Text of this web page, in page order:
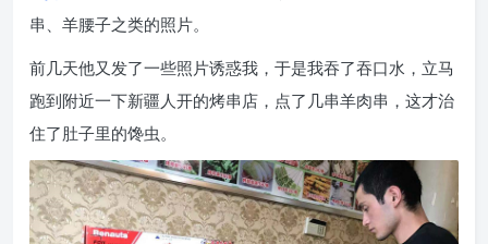
串、羊腰子之类的照片。
前几天他又发了一些照片诱惑我，于是我吞了吞口水，立马
跑到附近一下新疆人开的烤串店，点了几串羊肉串，这才治
住了肚子里的馋虫。